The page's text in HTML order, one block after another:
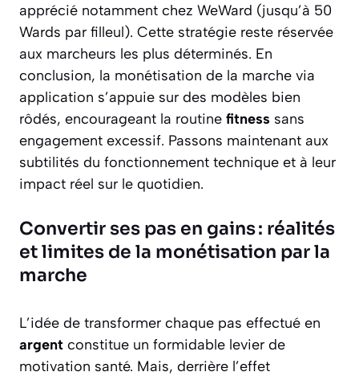
apprécié notamment chez WeWard (jusqu’à 50
Wards par filleul). Cette stratégie reste réservée
aux marcheurs les plus déterminés. En
conclusion, la monétisation de la marche via
application s’appuie sur des modèles bien
rôdés, encourageant la routine fitness sans
engagement excessif. Passons maintenant aux
subtilités du fonctionnement technique et à leur
impact réel sur le quotidien.
Convertir ses pas en gains : réalités
et limites de la monétisation par la
marche
L’idée de transformer chaque pas effectué en
argent constitue un formidable levier de
motivation santé. Mais, derrière l’effet